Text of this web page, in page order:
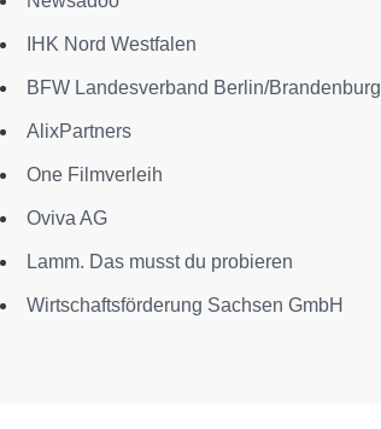
IHK Nord Westfalen
BFW Landesverband Berlin/Brandenburg
AlixPartners
One Filmverleih
Oviva AG
Lamm. Das musst du probieren
Wirtschaftsförderung Sachsen GmbH